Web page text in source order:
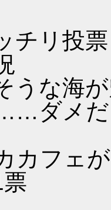
チリ投
うな海
ダメだ
カフェ
票